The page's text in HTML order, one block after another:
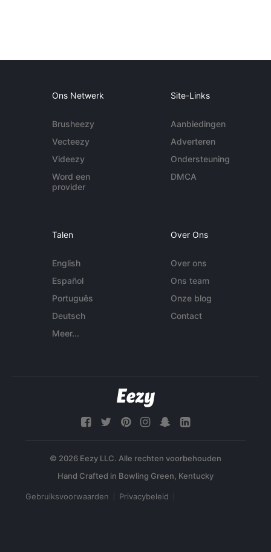
Ons Netwerk
Brusheezy
Vecteezy
Videezy
Word een
provider
Site-Links
Aanbiedingen
Adverteren
Ondersteuning
DMCA
Talen
English
Español
Português
Deutsch
Meer...
Over Ons
Over ons
Ons team
Onze blog
Contact
© 2026 Eezy LLC. Alle rechten voorbehouden
Gebruiksvoorwaarden Privacybeleid